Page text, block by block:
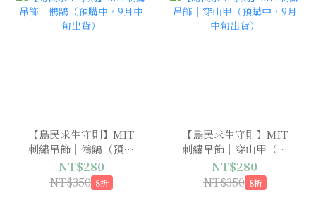
【島民求生守則】MIT
刺繡吊飾｜鵂鶹（預購
中，9月中旬出貨）
NT$280
NT$350 8折
【島民求生守則】MIT
刺繡吊飾｜穿山甲（預
購中，9月中旬出貨）
NT$280
NT$350 8折